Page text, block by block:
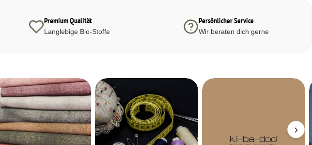
Premium Qualität
Langlebige Bio-Stoffe
Persönlicher Service
Wir beraten dich gerne
›